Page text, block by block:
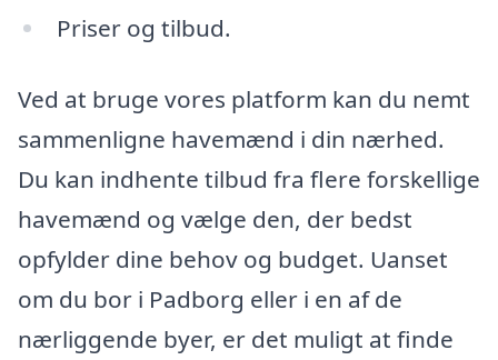
Priser og tilbud.
Ved at bruge vores platform kan du nemt
sammenligne havemænd i din nærhed.
Du kan indhente tilbud fra flere forskellige
havemænd og vælge den, der bedst
opfylder dine behov og budget. Uanset
om du bor i Padborg eller i en af de
nærliggende byer, er det muligt at finde